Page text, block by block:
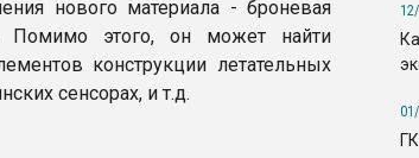
нового материала - броневая
Помимо этого, он может найти
конструкции летательных
сенсорах, и т.д.